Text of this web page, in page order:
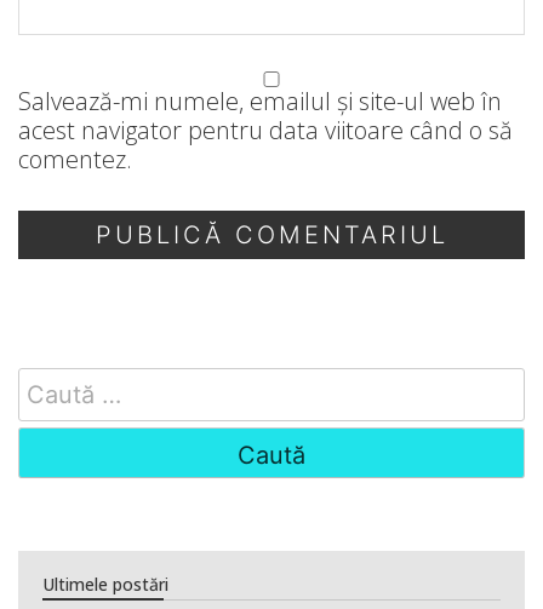
Salvează-mi numele, emailul și site-ul web în
acest navigator pentru data viitoare când o să
comentez.
Search
for:
Ultimele postări